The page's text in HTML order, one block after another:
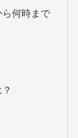
何時まで